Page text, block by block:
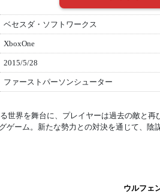
ベセスダ・ソフトワークス
XboxOne
2015/5/28
ファーストパーソンシューター
世界を舞台に、プレイヤーは過去の敵と
ゲーム。新たな勢力との対決を通じて、陰
ウルフェ